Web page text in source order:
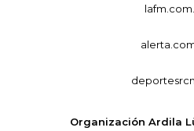
Organización Ardila